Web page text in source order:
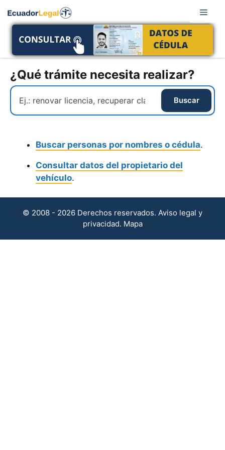
¿Qué trámite necesita realizar?
Buscar personas por nombres o cédula.
Consultar datos del propietario del
vehículo.
© 2008 - 2026 Derechos reservados. Aviso legal y
privacidad. Mapa